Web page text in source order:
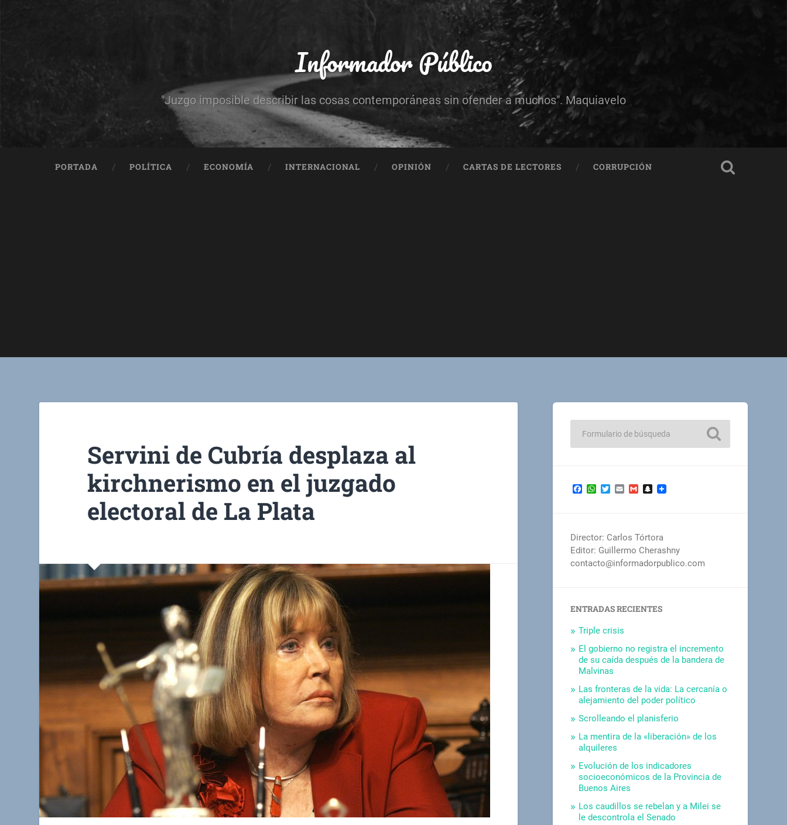
Informador Público
"Juzgo imposible describir las cosas contemporáneas sin ofender a muchos". Maquiavelo
PORTADA POLÍTICA ECONOMÍA INTERNACIONAL OPINIÓN CARTAS DE LECTORES CORRUPCIÓN
Servini de Cubría desplaza al
kirchnerismo en el juzgado
electoral de La Plata
Facebook
WhatsApp
TwitterEmailGmailSnapchat
Director: Carlos Tórtora
Editor: Guillermo Cherashny
contacto@informadorpublico.com
ENTRADAS RECIENTES
Triple crisis
El gobierno no registra el incremento
de su caída después de la bandera de
Malvinas
Las fronteras de la vida: La cercanía o
alejamiento del poder político
Scrolleando el planisferio
La mentira de la «liberación» de los
alquileres
Evolución de los indicadores
socioeconómicos de la Provincia de
Buenos Aires
Los caudillos se rebelan y a Milei se
le descontrola el Senado